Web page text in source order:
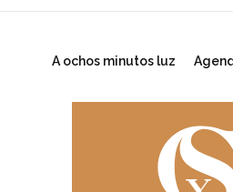
A ochos minutos luz